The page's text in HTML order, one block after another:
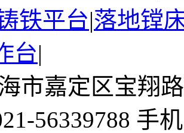
铁平台|落地镗
台|
市嘉定区宝翔
56339788 手